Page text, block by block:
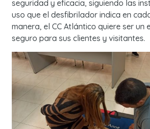
seguridad y eficacia, siguiendo las
uso que el desfibrilador indica en
manera, el CC Atlántico quiere ser un
seguro para sus clientes y visitantes.